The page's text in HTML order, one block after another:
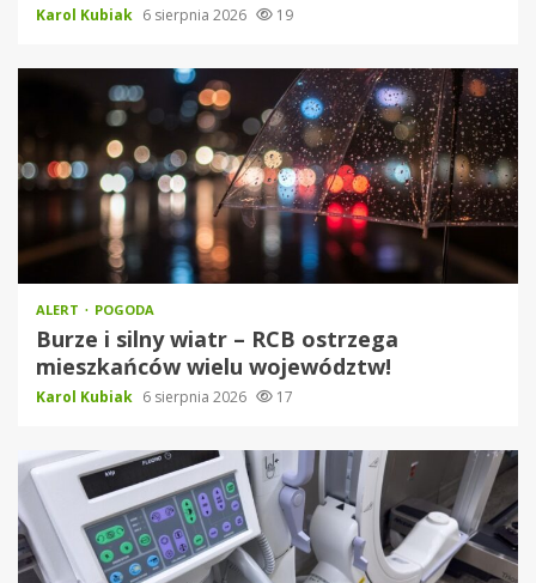
Karol Kubiak 6 sierpnia 2026 19
ALERT POGODA
Burze i silny wiatr – RCB ostrzega
mieszkańców wielu województw!
Karol Kubiak 6 sierpnia 2026 17